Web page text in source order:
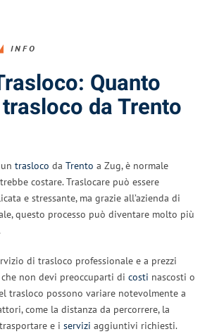
INFO
Quanto
da Trento
trasloco da Trento a Zug, è normale
costare. Traslocare può essere
e stressante, ma grazie all’azienda di
questo processo può diventare molto più
di trasloco professionale e a prezzi
non devi preoccuparti di costi nascosti o
trasloco possono variare notevolmente a
come la distanza da percorrere, la
e i servizi aggiuntivi richiesti.